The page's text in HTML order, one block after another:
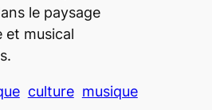
le paysage
et musical
culture musique